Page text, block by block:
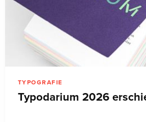
TYPOGRAFIE
Typodarium 2026